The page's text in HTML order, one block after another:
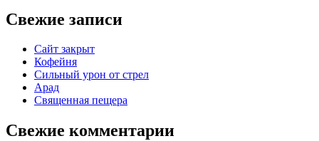
Свежие записи
Сайт закрыт
Кофейня
Cильный урон от стрел
Арад
Священная пещера
Свежие комментарии